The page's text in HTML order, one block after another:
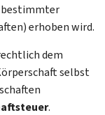
bestimmter
erhoben wird.
dem
selbst
.